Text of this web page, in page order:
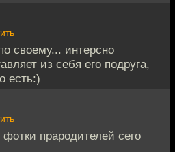
своему... интерсно
из себя его подруга,
есть:)
прародителей сего